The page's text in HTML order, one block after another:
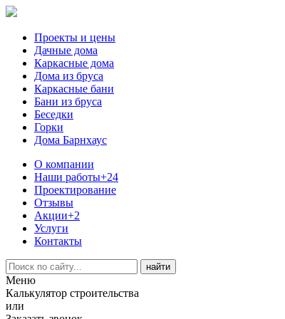
Проекты и цены
Дачные дома
Каркасные дома
Дома из бруса
Каркасные бани
Бани из бруса
Беседки
Горки
Дома Барнхаус
О компании
Наши работы+24
Проектирование
Отзывы
Акции+2
Услуги
Контакты
Меню
Калькулятор строительства
или